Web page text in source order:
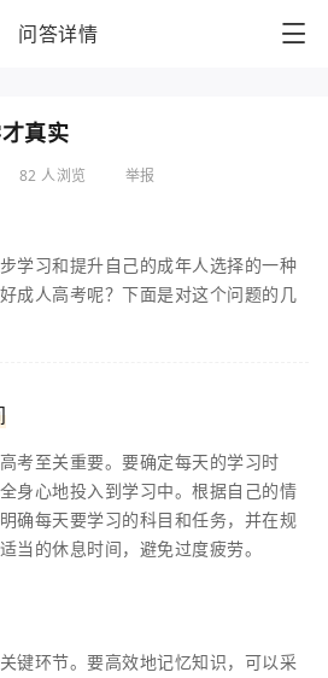
问答详情
真实
82 人浏览
举报
学习和提升自己的成年人选择的一种
成人高考呢？下面是对这个问题的几
考至关重要。要确定每天的学习时
身心地投入到学习中。根据自己的情
确每天要学习的科目和任务，并在规
当的休息时间，避免过度疲劳。
键环节。要高效地记忆知识，可以采